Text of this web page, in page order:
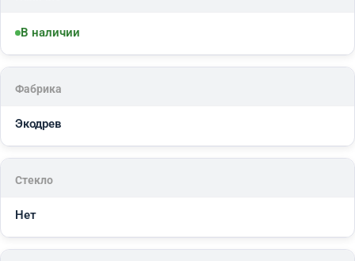
В наличии
Фабрика
Экодрев
Стекло
Нет